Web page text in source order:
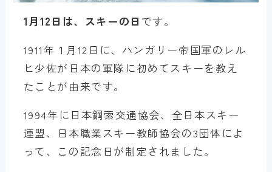
1月12日は、スキーの日 です。
1911年１月12日に、ハンガリー帝国軍のレル
ヒ少佐が日本の軍隊に初めてスキーを教え
たことが由来です。
1994年に日本鋼索交通協会、全日本スキー
連盟、日本職業スキー教師協会の3団体によ
って、この記念日が制定されました。